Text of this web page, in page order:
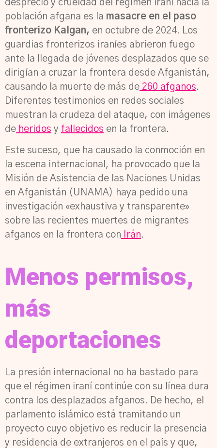
desprecio y crueldad del régimen iraní hacia la
población afgana es la masacre en el paso
fronterizo Kalgan, en octubre de 2024. Los
guardias fronterizos iraníes abrieron fuego
ante la llegada de jóvenes desplazados que se
dirigían a cruzar la frontera desde Afganistán,
causando la muerte de más de 260 afganos.
Diferentes testimonios en redes sociales
muestran la crudeza del ataque, con imágenes
de heridos y fallecidos en la frontera.
Este suceso, que ha causado la conmoción en
la escena internacional, ha provocado que la
Misión de Asistencia de las Naciones Unidas
en Afganistán (UNAMA) haya pedido una
investigación «exhaustiva y transparente»
sobre las recientes muertes de migrantes
afganos en la frontera con Irán.
Menos permisos,
más
deportaciones
La presión internacional no ha bastado para
que el régimen iraní continúe con su línea dura
contra los desplazados afganos. De hecho, el
parlamento islámico está tramitando un
proyecto cuyo objetivo es reducir la presencia
y residencia de extranjeros en el país y que,